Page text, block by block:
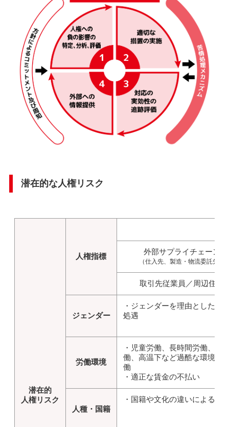
潜在的な人権リスク
潜在的
人権リスク
人権指標
外部サプライチェーン
（仕入先、製造・物流委託先）
取引先従業員／周辺住民
ジェンダー
・ジェンダーを理由とした差
処遇
労働環境
・児童労働、長時間労働、強
働、高温下など過酷な環境で
働
・適正な賃金の不払い
人種・国籍
・国籍や文化の違いによる差